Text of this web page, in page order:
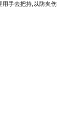
用手去把持,以防夹伤